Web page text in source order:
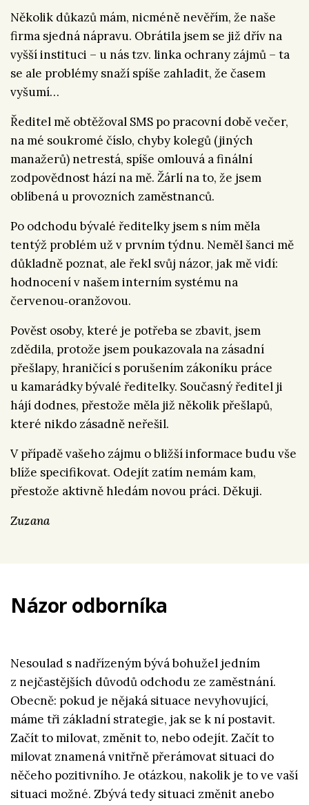
Několik důkazů mám, nicméně nevěřím, že naše
firma sjedná nápravu. Obrátila jsem se již dřív na
vyšší instituci – u nás tzv. linka ochrany zájmů – ta
se ale problémy snaží spíše zahladit, že časem
vyšumí…
Ředitel mě obtěžoval SMS po pracovní době večer,
na mé soukromé číslo, chyby kolegů (jiných
manažerů) netrestá, spíše omlouvá a finální
zodpovědnost hází na mě. Žárlí na to, že jsem
oblíbená u provozních zaměstnanců.
Po odchodu bývalé ředitelky jsem s ním měla
tentýž problém už v prvním týdnu. Neměl šanci mě
důkladně poznat, ale řekl svůj názor, jak mě vidí:
hodnocení v našem interním systému na
červenou‑oranžovou.
Pověst osoby, které je potřeba se zbavit, jsem
zdědila, protože jsem poukazovala na zásadní
přešlapy, hraničící s porušením zákoníku práce
u kamarádky bývalé ředitelky. Současný ředitel ji
hájí dodnes, přestože měla již několik přešlapů,
které nikdo zásadně neřešil.
V případě vašeho zájmu o bližší informace budu vše
blíže specifikovat. Odejít zatím nemám kam,
přestože aktivně hledám novou práci. Děkuji.
Zuzana
Názor odborníka
Nesoulad s nadřízeným bývá bohužel jedním
z nejčastějších důvodů odchodu ze zaměstnání.
Obecně: pokud je nějaká situace nevyhovující,
máme tři základní strategie, jak se k ní postavit.
Začít to milovat, změnit to, nebo odejít. Začít to
milovat znamená vnitřně přerámovat situaci do
něčeho pozitivního. Je otázkou, nakolik je to ve vaší
situaci možné. Zbývá tedy situaci změnit anebo